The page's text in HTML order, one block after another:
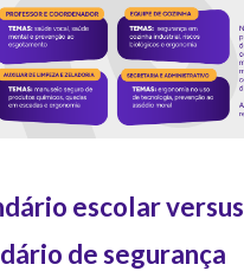
escolar versus
de segurança